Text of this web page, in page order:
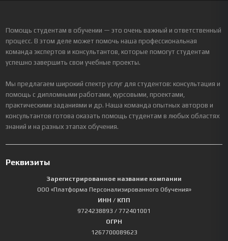
Помощь студентам в обучении — это очень важный и ответственный
процесс. В этом деле может помочь наша профессиональная
команда экспертов и консультантов, которые помогут студентам
успешно завершить свои учебные проекты.
Мы предлагаем широкий спектр услуг для студентов: консультация и
помощь с дипломными работами, курсовыми, проектами,
практическими заданиями и др. Наша команда опытных авторов и
консультантов готова оказать помощь студентам в любых областях
знаний и на разных этапах обучения.
Реквизиты
Зарегистрированное название компании
ООО «Платформа Персонализированного Обучения»
ИНН / КПП
9724238893 / 772401001
ОГРН
1267700089623